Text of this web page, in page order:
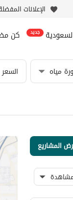
الإعلانات
جديد كن
مياه
المشاريع
مشاهدة